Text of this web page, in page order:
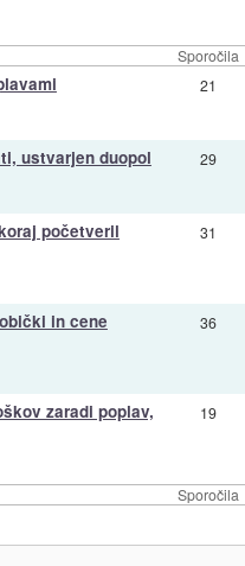
Sporočila
Sporočila
21
ustvarjen duopol 29
početveril 31
in cene 36
zaradi poplav, 19